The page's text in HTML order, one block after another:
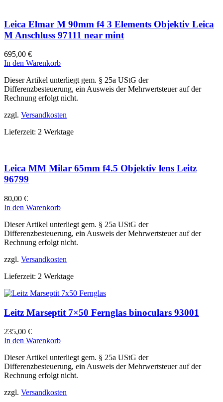
Leica Elmar M 90mm f4 3 Elements Objektiv Leica
M Anschluss 97111 near mint
695,00 €
In den Warenkorb
Dieser Artikel unterliegt gem. § 25a UStG der
Differenzbesteuerung, ein Ausweis der Mehrwertsteuer auf der
Rechnung erfolgt nicht.
zzgl. Versandkosten
Lieferzeit: 2 Werktage
Leica MM Milar 65mm f4.5 Objektiv lens Leitz
96799
80,00 €
In den Warenkorb
Dieser Artikel unterliegt gem. § 25a UStG der
Differenzbesteuerung, ein Ausweis der Mehrwertsteuer auf der
Rechnung erfolgt nicht.
zzgl. Versandkosten
Lieferzeit: 2 Werktage
Leitz Marseptit 7×50 Fernglas binoculars 93001
235,00 €
In den Warenkorb
Dieser Artikel unterliegt gem. § 25a UStG der
Differenzbesteuerung, ein Ausweis der Mehrwertsteuer auf der
Rechnung erfolgt nicht.
zzgl. Versandkosten